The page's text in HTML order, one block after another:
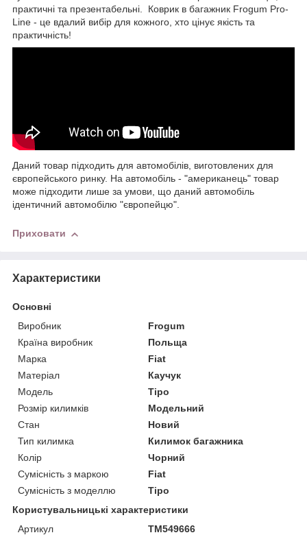
практичні та презентабельні. Коврик в багажник Frogum Pro-
Line - це вдалий вибір для кожного, хто цінує якість та
практичність!
Даний товар підходить для автомобілів, виготовлених для
європейського ринку. На автомобіль - "американець" товар
може підходити лише за умови, що даний автомобіль
ідентичний автомобілю "європейцю".
Приховати
Характеристики
Основні
Виробник
Frogum
Країна виробник
Польща
Марка
Fiat
Матеріал
Каучук
Модель
Tipo
Розмір килимків
Модельний
Стан
Новий
Тип килимка
Килимок багажника
Колір
Чорний
Сумісність з маркою
Fiat
Сумісність з моделлю
Tipo
Користувальницькі характеристики
Артикул
TM549666